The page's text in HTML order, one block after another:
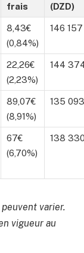
frais
(DZD)
8,43€
(0,84%)
146 157
22,26€
(2,23%)
144
89,07€
(8,91%)
135 093
67€
(6,70%)
138
varier.
vigueur au